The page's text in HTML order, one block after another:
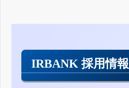
IRBANK 採用情報